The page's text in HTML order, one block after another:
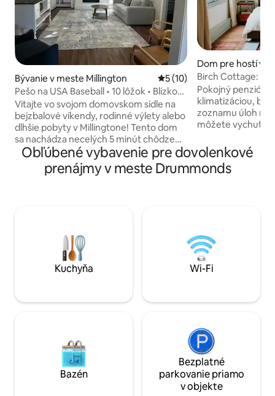
Bývanie v meste Millington Priemerné ohodnotenie 5
5 (10)
Pešo na USA Baseball • 10 lôžok • Blízko
námornej základne
Vitajte vo svojom domovskom sídle na
bejzbalové víkendy, rodinné výlety alebo
dlhšie pobyty v Millingtone! Tento dom
sa nachádza necelých 5 minút chôdze
od bejzbalového štadióna USA Baseball
Stadium, 3 míle od námornej základne a
17 míl od centra Memphisu. Ponúka
posteľami veľkosti XL a rozkladacou
pohovkou – ideálne pre rodiny a tímy.
Všetko potrebné na pohodlný pobyt bez
stresu – len pár krokov od centra diania!
Dom pre hostí v
own
Birch Cottage:
parkovanie na
Pokojný penzión
klimatizáciou,
zoznamu úloh na
môžete
občerstvenie v
priestore plnom
Naša historická
očarujúcej chate!
dispozícii druhá
Obľúbené vybavenie pre dovolenkové
prenájmy v meste Drummonds
Kuchyňa Wi-Fi
Bazén
Bezplatné
parkovanie priamo
v objekte